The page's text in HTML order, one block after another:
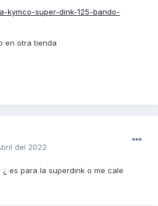
kymco-super-dink-125-bando-
en otra tienda
del 2022
es para la superdink o me cale